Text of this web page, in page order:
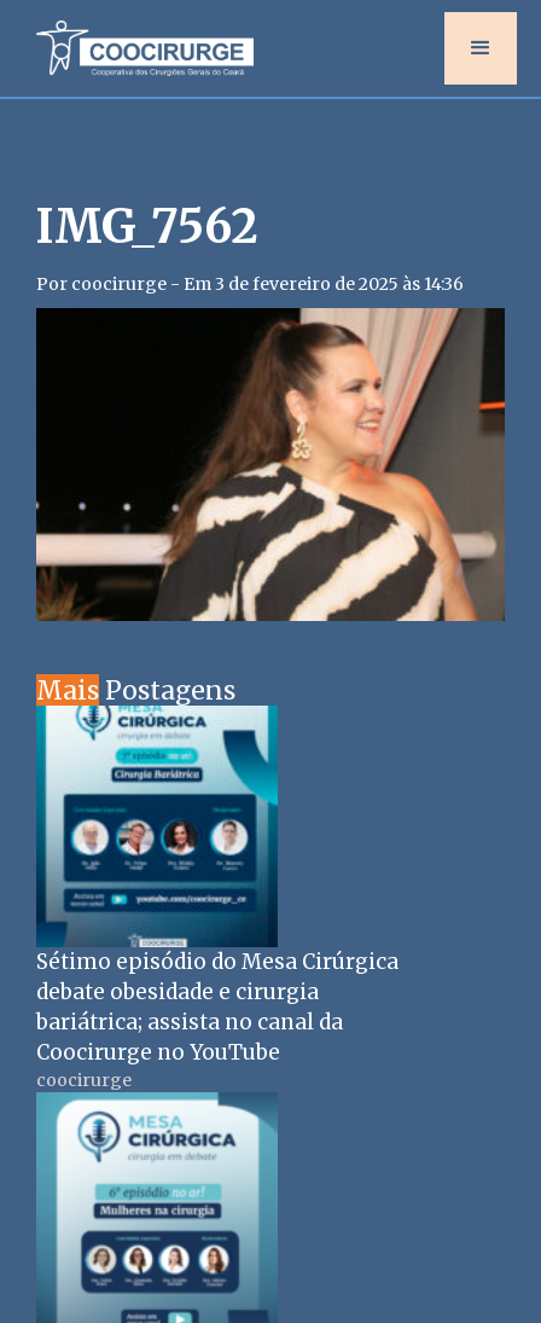
IMG_7562
Por coocirurge - Em 3 de fevereiro de 2025 às 14:36
Mais Postagens
Sétimo episódio do Mesa Cirúrgica
debate obesidade e cirurgia
bariátrica; assista no canal da
Coocirurge no YouTube
coocirurge